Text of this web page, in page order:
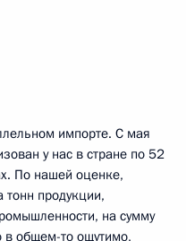
импорте. С мая
у нас в стране по 52
По нашей оценке,
продукции,
на сумму
в общем-то ощутимо,